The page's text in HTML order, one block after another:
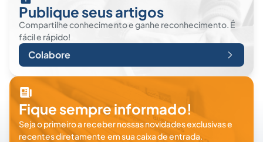
Publique seus artigos
Compartilhe conhecimento e ganhe reconhecimento. É
fácil e rápido!
Colabore
Fique sempre informado!
Seja o primeiro a receber nossas novidades exclusivas e
recentes diretamente em sua caixa de entrada.